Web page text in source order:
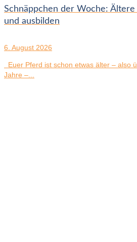
Schnäppchen der Woche:
und ausbilden
6. August 2026
Euer Pferd ist schon etwas älter – also
Jahre –...